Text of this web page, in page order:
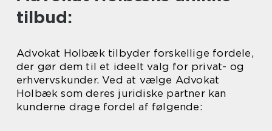
tilbud:
Advokat Holbæk tilbyder forskellige fordele,
der gør dem til et ideelt valg for privat- og
erhvervskunder. Ved at vælge Advokat
Holbæk som deres juridiske partner kan
kunderne drage fordel af følgende: